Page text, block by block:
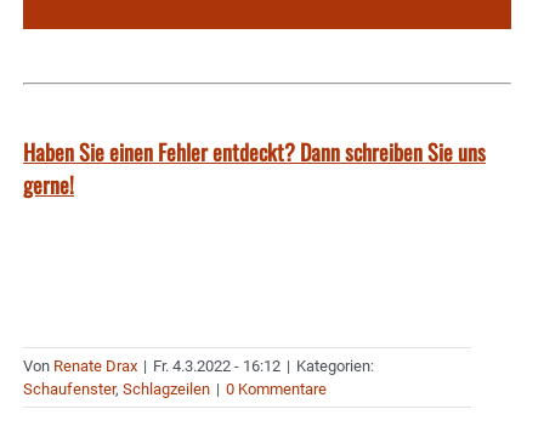
Haben Sie einen Fehler entdeckt? Dann schreiben Sie uns
gerne!
Von Renate Drax | Fr. 4.3.2022 - 16:12 | Kategorien:
Schaufenster, Schlagzeilen | 0 Kommentare